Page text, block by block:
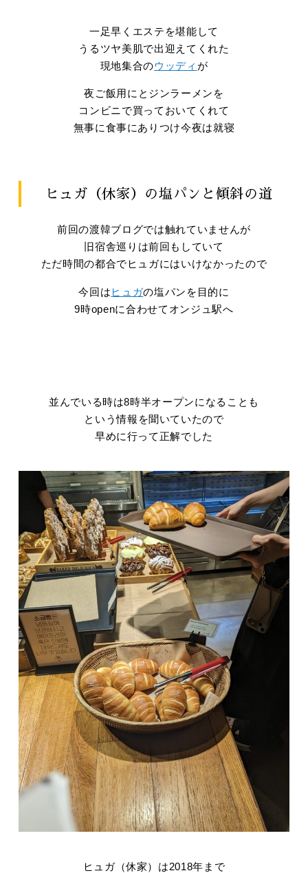
一足早くエステを堪能して
うるツヤ美肌で出迎えてくれた
現地集合のウッディ が
夜ご飯用にとジンラーメンを
コンビニで買っておいてくれて
無事に食事にありつけ今夜は就寝
ヒュガ（休家）の塩パンと傾斜の道
前回の渡韓ブログでは触れていませんが
旧宿舎巡りは前回もしていて
ただ時間の都合でヒュガにはいけなかったので
今回は ヒュガの塩パンを目的に
9時openに合わせてオンジュ駅へ
並んでいる時は8時半オープンになることも
という情報を聞いていたので
早めに行って正解でした
ヒュガ（休家）は2018年まで